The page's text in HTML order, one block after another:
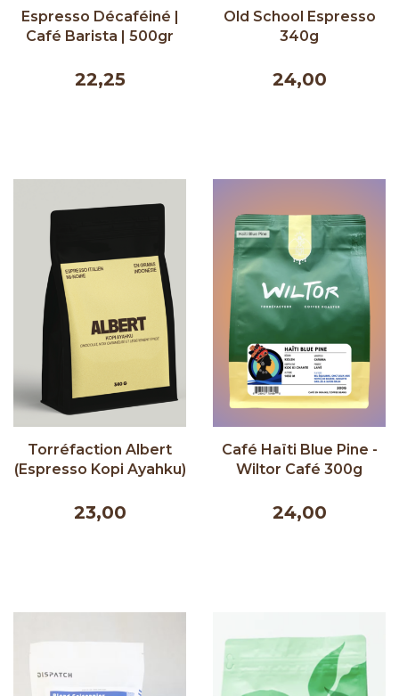
Espresso Décaféiné |
Café Barista | 500gr
22,25
Old School Espresso
340g
24,00
Torréfaction Albert
(Espresso Kopi Ayahku)
23,00
Café Haïti Blue Pine -
Wiltor Café 300g
24,00